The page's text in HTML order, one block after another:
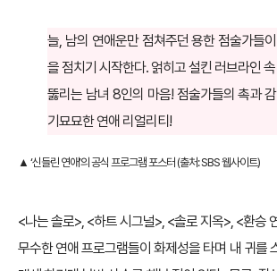
늘, 남의 연애운만 점쳐주던 용한 점술가들
을 점치기 시작한다. 얽히고 설킨 러브라인 속
뚫리는 남녀 8인의 마음! 점술가들의 촉과
기묘묘한 연애 리얼리티!
▲ ‘신들린 연애’의 공식 프로그램 포스터 (출처: SBS 웹사이트)
<나는 솔로>, <하트 시그널>, <솔로 지옥>, <환승
무수한 연애 프로그램들이 화제성을 타며 내 귀를